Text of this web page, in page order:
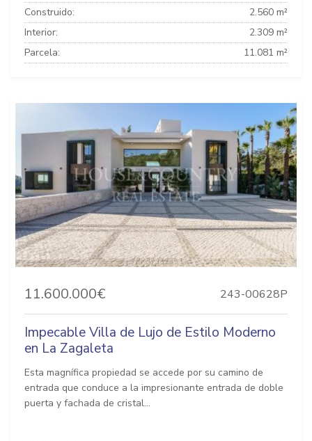
Construido:
2.560 m²
Interior:
2.309 m²
Parcela:
11.081 m²
11.600.000€ 243-00628P
Impecable Villa de Lujo de Estilo Moderno
en La Zagaleta
Esta magnífica propiedad se accede por su camino de
entrada que conduce a la impresionante entrada de doble
puerta y fachada de cristal...